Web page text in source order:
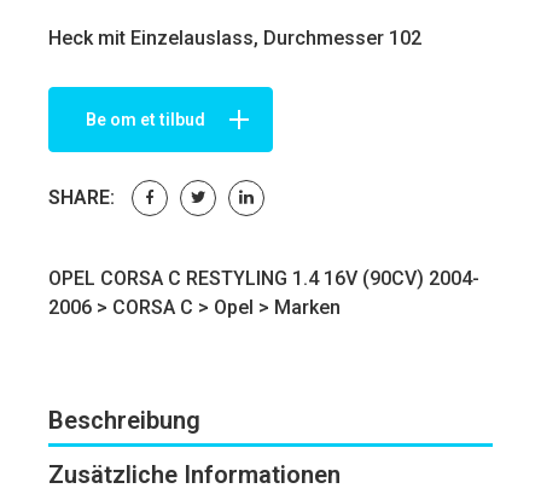
Heck mit Einzelauslass, Durchmesser 102
Be om et tilbud
SHARE:
OPEL CORSA C RESTYLING 1.4 16V (90CV) 2004-
2006 > CORSA C > Opel > Marken
Beschreibung
Zusätzliche Informationen